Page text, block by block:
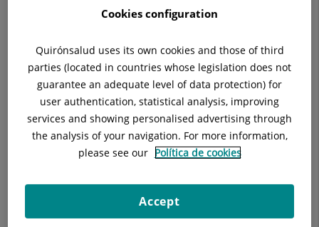
La Unidad de Atención al Paciente y Familia (UAPF) está
atiende personalmente los clientes que se presencian. La
UAPF también atiende las peticiones de los clientes realizadas
por escrito y a través de teléfono y e-mail.
La UAPF ofrece servicios de recepción de disconformidades,
sugerencias y agradecimientos, demandas de información
general y solicitudes de documentación asistencial. De esta
el servicio recibido en el Hospital, quiere hacer alguna
propuesta de mejora, tiene alguna duda que necesite
resolver o necesita información sobre su historia clínica, la
Cookies configuration
Quirónsalud uses its own cookies and those of third
parties (located in countries whose legislation does not
guarantee an adequate level of data protection) for
user authentication, statistical analysis, improving
services and showing personalised advertising through
the analysis of your navigation. For more information,
please see our Política de cookies
Accept